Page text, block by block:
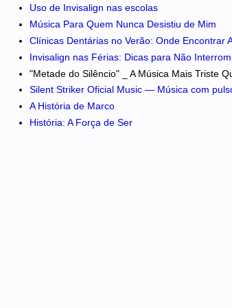
Uso de Invisalign nas escolas
Música Para Quem Nunca Desistiu de Mim
Clínicas Dentárias no Verão: Onde Encontrar
Invisalign nas Férias: Dicas para Não
"Metade do Silêncio" _ A Música Mais Triste
Silent Striker Oficial Music — Música com
A História de Marco
História: A Força de Ser